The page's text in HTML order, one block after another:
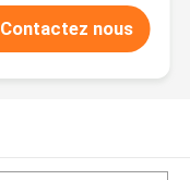
Contactez nous